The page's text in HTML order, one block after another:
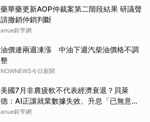
藥華藥更新AOP仲裁案第二階段結果 研議聲
請撤銷仲銷判斷
anue鉅亨網
油價連兩週凍漲 中油下週汽柴油價格不調
整
NOWNEWS今日新聞
美國7月非農疲軟不代表經濟衰退？貝萊
德：AI正讓就業數據失效、升息「已無意
義」
anue鉅亨網